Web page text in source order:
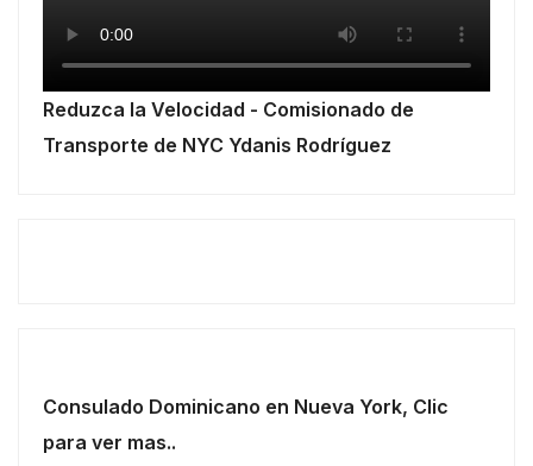
Reduzca la Velocidad - Comisionado de
Transporte de NYC Ydanis Rodríguez
Consulado Dominicano en Nueva York, Clic
para ver mas..